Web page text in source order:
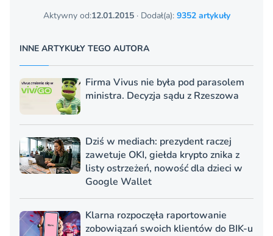
Aktywny od:12.01.2015· Dodał(a): 9352 artykuły
INNE ARTYKUŁY TEGO AUTORA
Firma Vivus nie była pod parasolem
ministra. Decyzja sądu z Rzeszowa
Dziś w mediach: prezydent raczej
zawetuje OKI, giełda krypto znika z
listy ostrzeżeń, nowość dla dzieci w
Google Wallet
Klarna rozpoczęła raportowanie
zobowiązań swoich klientów do BIK-u